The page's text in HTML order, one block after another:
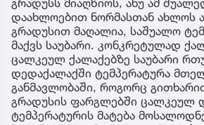
დაახლოებით ნორმასთან ახლოს
გრადუსით მაღალია, საშუალო
მაქვს საუბარი. კონკრეტულად
ცალკეულ ქალაქებზე საუბარი
დედაქალაქში ტემპერატურა
განმავლობაში, როგორც
გრადუსის ფარგლებში ცალკეულ
ტემპერატურის მატება